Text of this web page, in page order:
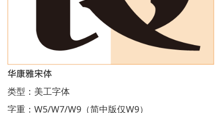
华康雅宋体
类型：美工字体
字重：W5/W7/W9（简中版仅W9）